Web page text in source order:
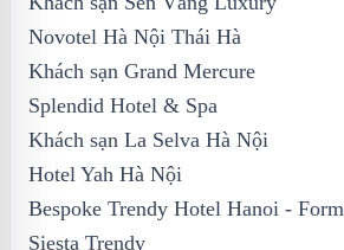
Novotel Hà Nội Thái Hà
Khách sạn Grand Mercure
Splendid Hotel & Spa
Khách sạn La Selva Hà Nội
Hotel Yah Hà Nội
Bespoke Trendy Hotel Hanoi -
Siesta Trendy